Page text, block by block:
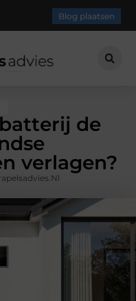
Blog plaatsen
de
verlagen?